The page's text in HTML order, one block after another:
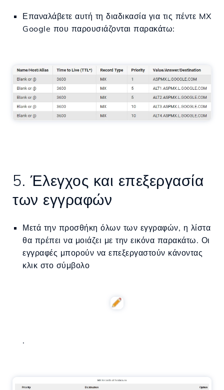
Επαναλάβετε αυτή τη διαδικασία για τις πέντε MX
Google που παρουσιάζονται παρακάτω:
5. Έλεγχος και επεξεργασία
των εγγραφών
Μετά την προσθήκη όλων των εγγραφών, η λίστα
θα πρέπει να μοιάζει με την εικόνα παρακάτω. Οι
εγγραφές μπορούν να επεξεργαστούν κάνοντας
κλικ στο σύμβολο
.